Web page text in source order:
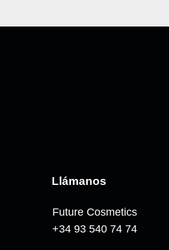
Llámanos
Future Cosmetics
+34 93 540 74 74